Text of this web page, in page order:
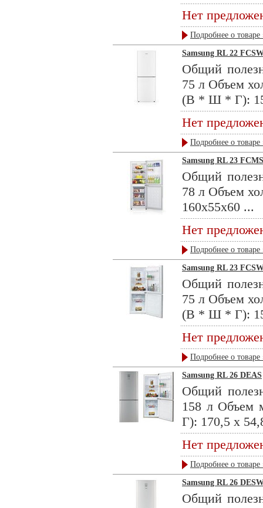
Нет
Подробнее о товаре
Samsung RL 22
Общий
75 л Объем
(В * Ш * Г):
Нет
Подробнее о товаре
Samsung RL 23 FCMS
Общий
78 л Объем
160x55x60 ...
Нет
Подробнее о товаре
Samsung RL 23
Общий
75 л Объем
(В * Ш * Г):
Нет
Подробнее о товаре
Samsung RL 26 DEAS
Общий
158 л Объем
Г): 170,5 х
Нет
Подробнее о товаре
Samsung RL 26
Общий